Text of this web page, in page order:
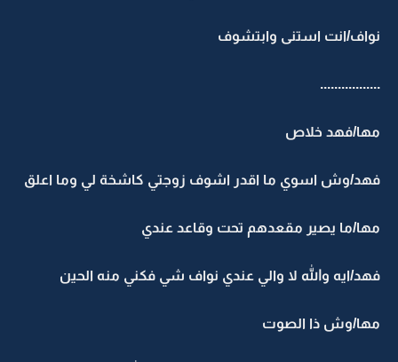
نواف/انت استنى وابتشوف
.................
مها/فهد خلاص
فهد/وش اسوي ما اقدر اشوف زوجتي كاشخة لي وما اعلق
مها/ما يصير مقعدهم تحت وقاعد عندي
فهد/ايه والله لا والي عندي نواف شي فكني منه الحين
مها/وش ذا الصوت